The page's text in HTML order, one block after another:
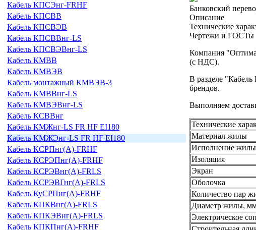
Кабель КПСЭнг-FRHF
Кабель КПСВВ
Кабель КПСВЭВ
Кабель КПСВВнг-LS
Кабель КПСВЭВнг-LS
Кабель КМВВ
Кабель КМВЭВ
Кабель монтажный КМВЭВ-3
Кабель КМВВнг-LS
Кабель КМВЭВнг-LS
Кабель КСВВнг
Кабель КМЖнг-LS FR HF EI180
Кабель КМЖЭнг-LS FR HF EI180
Кабель КСРПнг(А)-FRHF
Кабель КСРЭПнг(А)-FRHF
Кабель КСРЭВнг(А)-FRLS
Кабель КСРЭВГнг(А)-FRLS
Кабель КуСРПнг(А)-FRHF
Кабель КПКВнг(А)-FRLS
Кабель КПКЭВнг(А)-FRLS
Кабель КПКПнг(А)-FRHF
Банковский
Описание
Технические
Чертежи и ГОСТы
Компания
(с НДС).
В разделе
брендов.
Выполняем
Технические
Материал жилы
Исполнение жилы
Изоляция
Экран
Оболочка
Количество пар
Диаметр жилы,
Электрическое